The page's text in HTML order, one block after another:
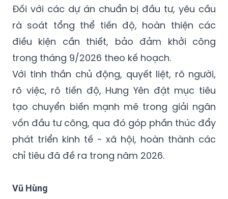
Đối với các dự án chuẩn bị đầu tư, yêu cầu
rà soát tổng thể tiến độ, hoàn thiện các
điều kiện cần thiết, bảo đảm khởi công
trong tháng 9/2026 theo kế hoạch.
Với tinh thần chủ động, quyết liệt, rõ người,
rõ việc, rõ tiến độ, Hưng Yên đặt mục tiêu
tạo chuyển biến mạnh mẽ trong giải ngân
vốn đầu tư công, qua đó góp phần thúc đẩy
phát triển kinh tế - xã hội, hoàn thành các
chỉ tiêu đã đề ra trong năm 2026.
Vũ Hùng